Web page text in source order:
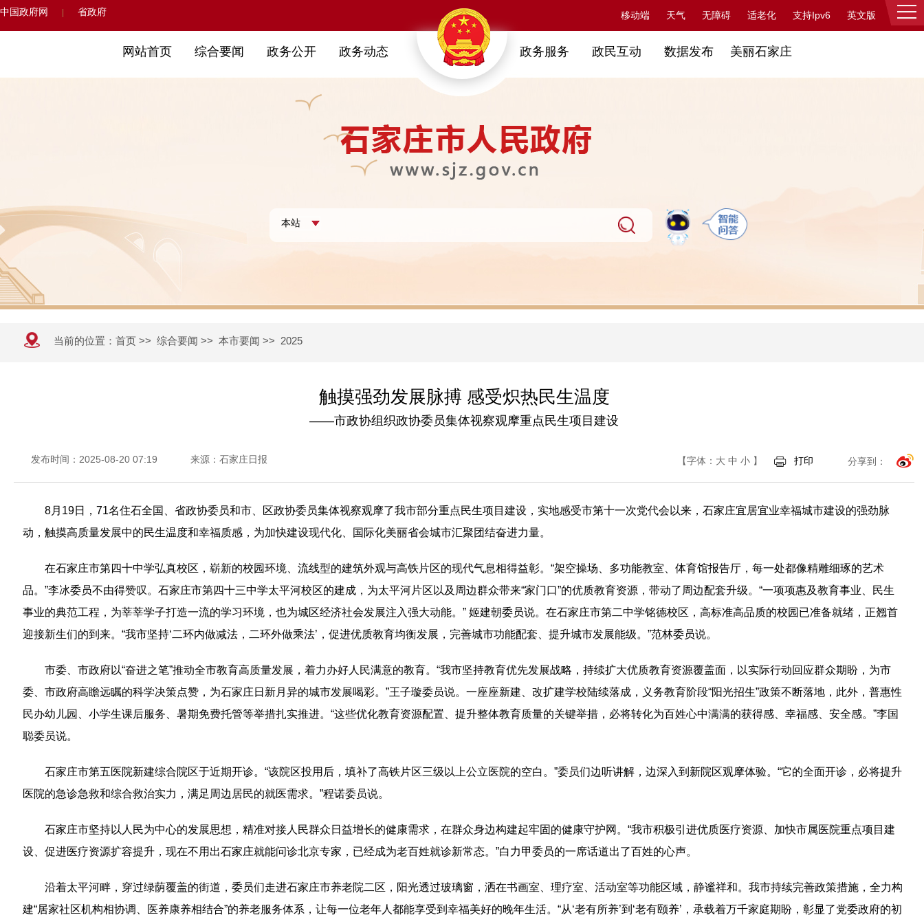
中国政府网 省政府 移动端 天气 无障碍 适老化 支持Ipv6 英文版 登录
网站首页 综合要闻 政务公开 政务动态 政务服务 政民互动 数据发布 美丽石家庄
当前的位置： 首页 >> 综合要闻 >> 本市要闻 >> 2025
触摸强劲发展脉搏 感受炽热民生温度
——市政协组织政协委员集体视察观摩重点民生项目建设
发布时间：2025-08-20 07:19 来源：石家庄日报 【字体： 大 中 小 】 打印 分享到：
8月19日，71名住石全国、省政协委员和市、区政协委员集体视察观摩了我市部分重点民生项目建设，实地感受市第十一次党代会以来，石家庄宜居宜业幸福城市建设的强劲脉
动，触摸高质量发展中的民生温度和幸福质感，为加快建设现代化、国际化美丽省会城市汇聚团结奋进力量。
在石家庄市第四十中学弘真校区，崭新的校园环境、流线型的建筑外观与高铁片区的现代气息相得益彰。“架空操场、多功能教室、体育馆报告厅，每一处都像精雕细琢的艺术
品。”李冰委员不由得赞叹。石家庄市第四十三中学太平河校区的建成，为太平河片区以及周边群众带来“家门口”的优质教育资源，带动了周边配套升级。“一项项惠及教育事业、民生
事业的典范工程，为莘莘学子打造一流的学习环境，也为城区经济社会发展注入强大动能。” 姬建朝委员说。在石家庄市第二中学铭德校区，高标准高品质的校园已准备就绪，正翘首
迎接新生们的到来。“我市坚持‘二环内做减法，二环外做乘法’，促进优质教育均衡发展，完善城市功能配套、提升城市发展能级。”范林委员说。
市委、市政府以“奋进之笔”推动全市教育高质量发展，着力办好人民满意的教育。“我市坚持教育优先发展战略，持续扩大优质教育资源覆盖面，以实际行动回应群众期盼，为市
委、市政府高瞻远瞩的科学决策点赞，为石家庄日新月异的城市发展喝彩。”王子璇委员说。一座座新建、改扩建学校陆续落成，义务教育阶段“阳光招生”政策不断落地，此外，普惠性
民办幼儿园、小学生课后服务、暑期免费托管等举措扎实推进。“这些优化教育资源配置、提升整体教育质量的关键举措，必将转化为百姓心中满满的获得感、幸福感、安全感。”李国
聪委员说。
石家庄市第五医院新建综合院区于近期开诊。“该院区投用后，填补了高铁片区三级以上公立医院的空白。”委员们边听讲解，边深入到新院区观摩体验。“它的全面开诊，必将提升
医院的急诊急救和综合救治实力，满足周边居民的就医需求。”程诺委员说。
石家庄市坚持以人民为中心的发展思想，精准对接人民群众日益增长的健康需求，在群众身边构建起牢固的健康守护网。“我市积极引进优质医疗资源、加快市属医院重点项目建
设、促进医疗资源扩容提升，现在不用出石家庄就能问诊北京专家，已经成为老百姓就诊新常态。”白力甲委员的一席话道出了百姓的心声。
沿着太平河畔，穿过绿荫覆盖的街道，委员们走进石家庄市养老院二区，阳光透过玻璃窗，洒在书画室、理疗室、活动室等功能区域，静谧祥和。我市持续完善政策措施，全力构
建“居家社区机构相协调、医养康养相结合”的养老服务体系，让每一位老年人都能享受到幸福美好的晚年生活。“从‘老有所养’到‘老有颐养’，承载着万千家庭期盼，彰显了党委政府的初